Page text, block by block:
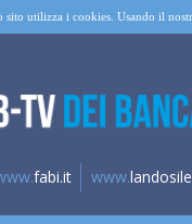
utilizza i cookies. Usando il
fabi.it www.